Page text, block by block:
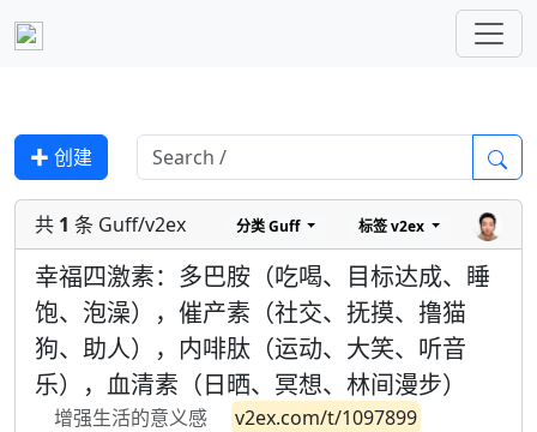
✚ 创建
共 1 条 Guff/v2ex 分类Guff 标签v2ex
幸福四激素：多巴胺（吃喝、目标达成、睡
饱、泡澡），催产素（社交、抚摸、撸猫
狗、助人），内啡肽（运动、大笑、听音
乐），血清素（日晒、冥想、林间漫步）
增强生活的意义感 v2ex.com/t/1097899